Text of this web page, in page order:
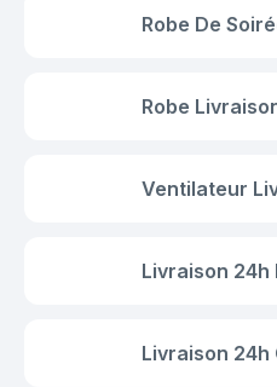
Robe De
Robe
Ventilateur
Livraison 24h
Livraison 24h